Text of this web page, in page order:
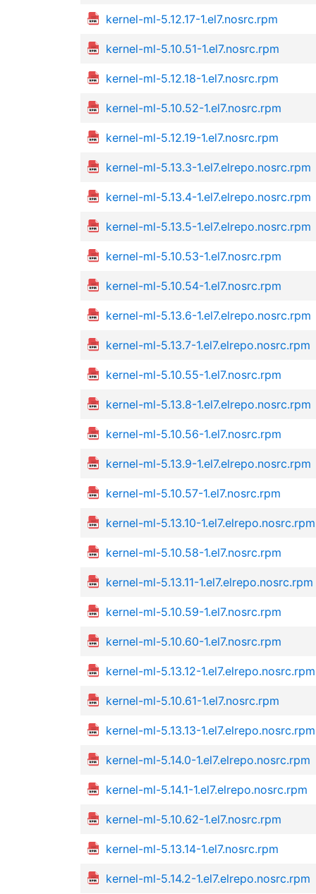
kernel-ml-5.12.17-1.el7.nosrc.rpm
kernel-ml-5.10.51-1.el7.nosrc.rpm
kernel-ml-5.12.18-1.el7.nosrc.rpm
kernel-ml-5.10.52-1.el7.nosrc.rpm
kernel-ml-5.12.19-1.el7.nosrc.rpm
kernel-ml-5.13.3-1.el7.elrepo.nosrc.rpm
kernel-ml-5.13.4-1.el7.elrepo.nosrc.rpm
kernel-ml-5.13.5-1.el7.elrepo.nosrc.rpm
kernel-ml-5.10.53-1.el7.nosrc.rpm
kernel-ml-5.10.54-1.el7.nosrc.rpm
kernel-ml-5.13.6-1.el7.elrepo.nosrc.rpm
kernel-ml-5.13.7-1.el7.elrepo.nosrc.rpm
kernel-ml-5.10.55-1.el7.nosrc.rpm
kernel-ml-5.13.8-1.el7.elrepo.nosrc.rpm
kernel-ml-5.10.56-1.el7.nosrc.rpm
kernel-ml-5.13.9-1.el7.elrepo.nosrc.rpm
kernel-ml-5.10.57-1.el7.nosrc.rpm
kernel-ml-5.13.10-1.el7.elrepo.nosrc.rpm
kernel-ml-5.10.58-1.el7.nosrc.rpm
kernel-ml-5.13.11-1.el7.elrepo.nosrc.rpm
kernel-ml-5.10.59-1.el7.nosrc.rpm
kernel-ml-5.10.60-1.el7.nosrc.rpm
kernel-ml-5.13.12-1.el7.elrepo.nosrc.rpm
kernel-ml-5.10.61-1.el7.nosrc.rpm
kernel-ml-5.13.13-1.el7.elrepo.nosrc.rpm
kernel-ml-5.14.0-1.el7.elrepo.nosrc.rpm
kernel-ml-5.14.1-1.el7.elrepo.nosrc.rpm
kernel-ml-5.10.62-1.el7.nosrc.rpm
kernel-ml-5.13.14-1.el7.nosrc.rpm
kernel-ml-5.14.2-1.el7.elrepo.nosrc.rpm